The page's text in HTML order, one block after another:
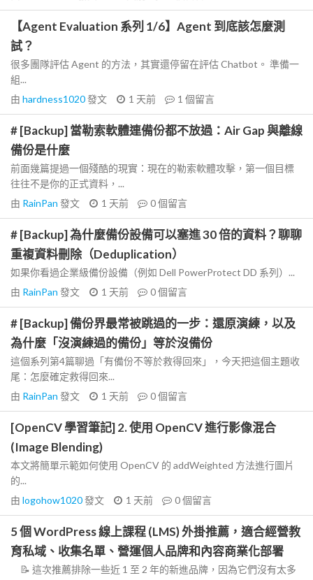
【Agent Evaluation 系列 1/6】Agent 到底該怎麼測
試？
很多團隊評估 Agent 的方法，其實還停留在評估 Chatbot。 準備一
組...
由 hardness1020發文 1 天前 1 個留言
# [Backup] 當勒索軟體連備份都不放過：Air Gap 與離線
備份是什麼
前面幾篇提過一個殘酷的現實：現在的勒索軟體攻擊，第一個目標
往往不是你的正式資料，...
由 RainPan 發文 1 天前 0個留言
# [Backup] 為什麼備份設備可以塞進 30 倍的資料？聊聊
重複資料刪除（Deduplication）
如果你看過企業級備份設備（例如 Dell PowerProtect DD 系列）...
由 RainPan 發文 1 天前 0個留言
# [Backup] 備份界最常被跳過的一步：還原演練，以及
為什麼「沒演練過的備份」等於沒備份
這個系列第4篇聊過「有備份不等於救得回來」，今天把這個主題收
尾：怎麼確定救得回來...
由 RainPan 發文 1 天前 0個留言
[OpenCV 學習筆記] 2. 使用 OpenCV 進行影像混合
(Image Blending)
本文將簡單示範如何使用 OpenCV 的 addWeighted 方法進行圖片
的...
由 logohow1020發文 1 天前 0個留言
5 個 WordPress 線上課程 (LMS) 外掛推薦，適合經營教
育私域、收集名單、營運個人品牌和內容商業化部署
📝 這次推薦排除一些近 1 至 2 年的新進品牌，因為它們沒有太多